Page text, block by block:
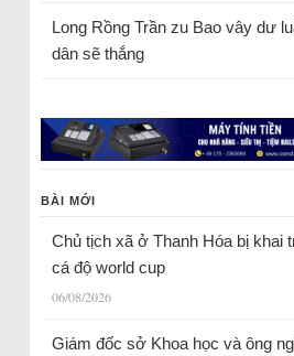
Long Rồng Trầnzu Bao vây dư
dân sẽ thắng
BÀI MỚI
Chủ tịch xã ở Thanh Hóa bị khai
cá độ world cup
06/08/2026
Giám đốc sở Khoa học và ông